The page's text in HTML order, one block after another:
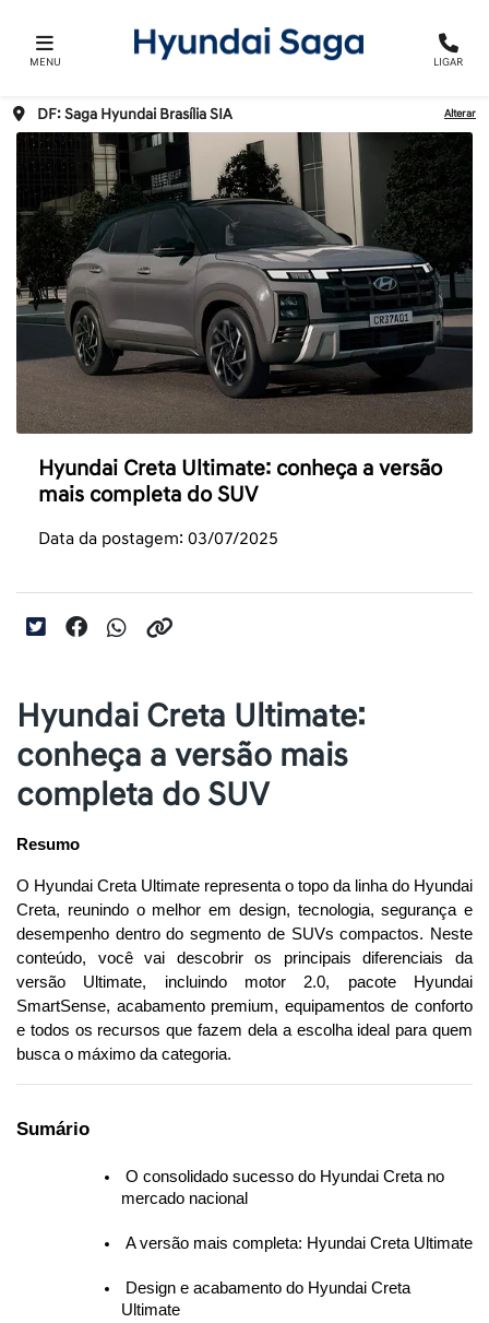
MENU LIGAR
DF: Saga Hyundai Brasília SIA Alterar
Hyundai Creta Ultimate: conheça a versão
mais completa do SUV
Data da postagem: 03/07/2025
Hyundai Creta Ultimate:
conheça a versão mais
completa do SUV
Resumo
O Hyundai Creta Ultimate representa o topo da linha do Hyundai
Creta, reunindo o melhor em design, tecnologia, segurança e
desempenho dentro do segmento de SUVs compactos. Neste
conteúdo, você vai descobrir os principais diferenciais da
versão Ultimate, incluindo motor 2.0, pacote Hyundai
SmartSense, acabamento premium, equipamentos de conforto
e todos os recursos que fazem dela a escolha ideal para quem
busca o máximo da categoria.
Sumário
O consolidado sucesso do Hyundai Creta no
mercado nacional
A versão mais completa: Hyundai Creta Ultimate
Design e acabamento do Hyundai Creta
Ultimate